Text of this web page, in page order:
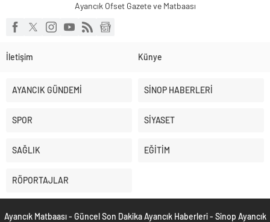
Ayancık Ofset Gazete ve Matbaası
İletişim Künye
AYANCIK GÜNDEMİ SİNOP HABERLERİ
SPOR SİYASET
SAĞLIK EĞİTİM
RÖPORTAJLAR
Ayancık Matbaası - Güncel Son Dakika Ayancık Haberleri - Sinop Ayancık